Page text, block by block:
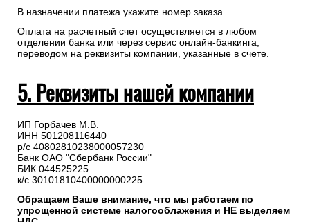
доставки с менеджером.
Для самостоятельного формирования счета необходимо
перейти в “Профиль”(авторизация на сайте не
обязательна) => Заказы => Детали заказа №=> Распечатать
В назначении платежа укажите номер заказа.
Оплата на расчетный счет осуществляется в любом
переводом на реквизиты компании, указанные в счете.
5. Реквизиты нашей компании
ИП Горбачев М.В.
ИНН 501208116440